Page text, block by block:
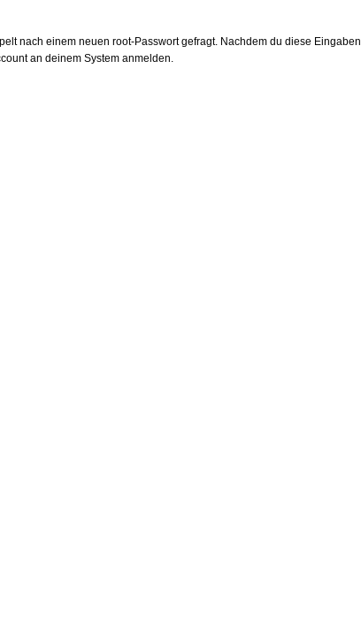
nach einem neuen root-Passwort gefragt. Nachdem du diese Eingaben
an deinem System anmelden.